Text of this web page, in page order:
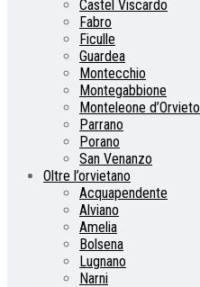
Castel Viscardo
Fabro
Ficulle
Guardea
Montecchio
Montegabbione
Monteleone d’Orvieto
Parrano
Porano
San Venanzo
Oltre l’orvietano
Acquapendente
Alviano
Amelia
Bolsena
Lugnano
Narni